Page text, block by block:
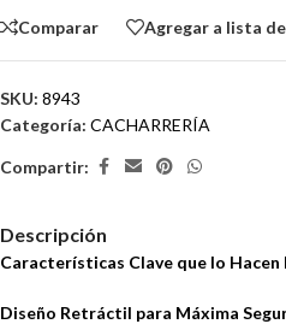
Comparar Agregar a lista
SKU: 8943
Categoría: CACHARRERÍA
Compartir:
Descripción
Características Clave que lo Hacen
Diseño Retráctil para Máxima